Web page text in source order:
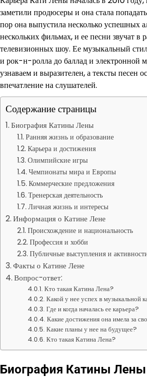
заметили продюсеры и она стала
пор она выпустила несколько успешных
нескольких фильмах, и ее песни звучат в
телевизионных шоу. Ее музыкальный
и рок-н-ролла до баллад и электронной
узнаваем и выразителен, а тексты песен
впечатление на слушателей.
Содержание страницы
Биография Катины Лены
Ранняя жизнь и образование
Карьера и достижения
Олимпийские игры
Чемпионаты мира и Европы
Коммерческие предложения
Тренерская деятельность
Личная жизнь и интересы
Информация о Катине Лене
Происхождение и национальность
Профессия и хобби
Публичные выступления и
Факты о Катине Лене
Вопрос-ответ:
Кто такая Катина Лена?
Какой у нее успех в музыкальной
Где и когда началась ее карьера?
Какие достижения она имела за
Какие планы у нее на будущее?
Кто такая Катина Лена?
Биография Катины Лены